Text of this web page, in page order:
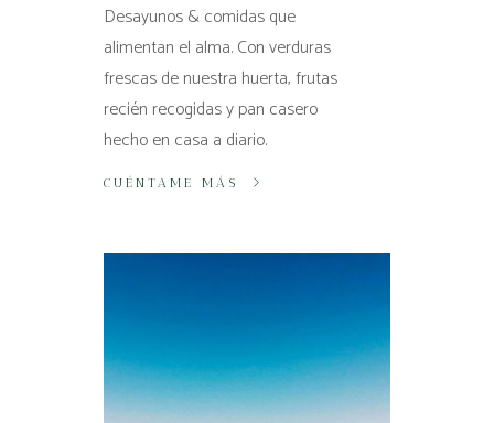
Desayunos & comidas que
alimentan el alma. Con verduras
frescas de nuestra huerta, frutas
recién recogidas y pan casero
hecho en casa a diario.
CUÉNTAME MÁS